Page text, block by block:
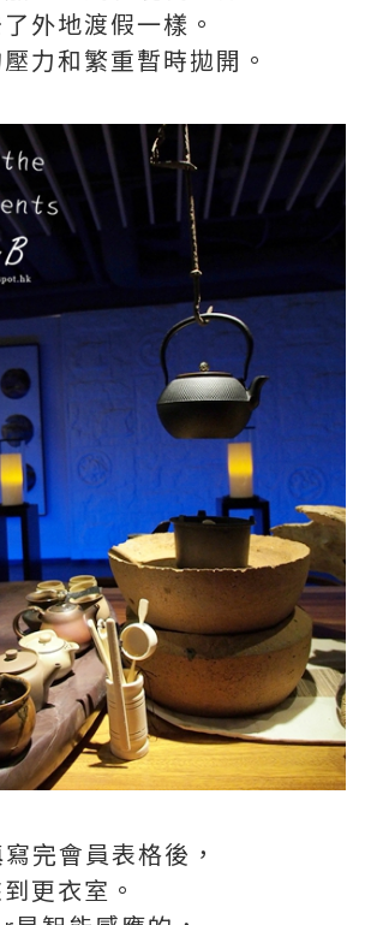
外地渡假一樣。
力和繁重暫時拋開。
完會員表格後，
更衣室。